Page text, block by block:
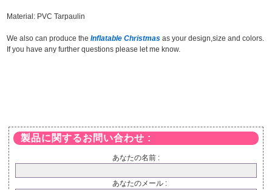
Material: PVC Tarpaulin
We also can produce theInflatable Christmas as your design,size and colors.
If you have any further questions please let me know.
製品に関するお問い合わせ :
あなたの名前 :
あなたのメール :